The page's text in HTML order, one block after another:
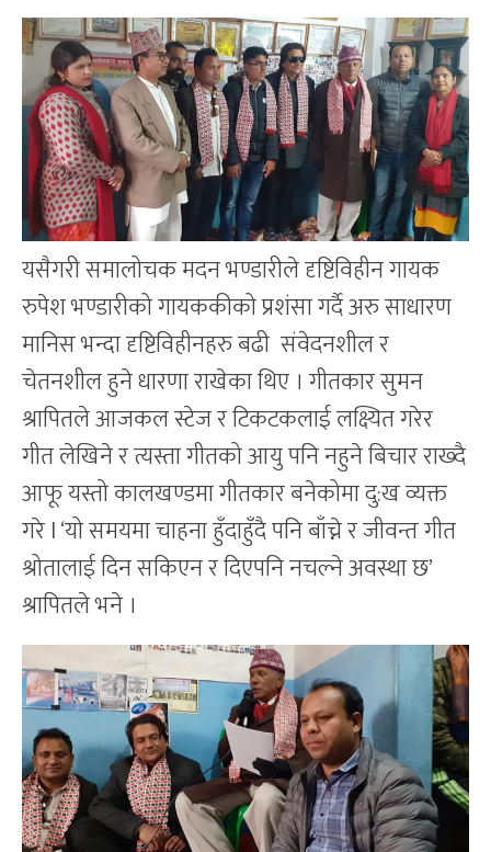
यसैगरी समालोचक मदन भण्डारीले दृष्टिविहीन गायक
रुपेश भण्डारीको गायककीको प्रशंसा गर्दै अरु साधारण
मानिस भन्दा दृष्टिविहीनहरु बढी संवेदनशील र
चेतनशील हुने धारणा राखेका थिए । गीतकार सुमन
श्रापितले आजकल स्टेज र टिकटकलाई लक्ष्यित गरेर
गीत लेखिने र त्यस्ता गीतको आयु पनि नहुने बिचार राख्दै
आफू यस्तो कालखण्डमा गीतकार बनेकोमा दु:ख व्यक्त
गरे l ‘यो समयमा चाहना हुँदाहुँदै पनि बाँच्ने र जीवन्त गीत
श्रोतालाई दिन सकिएन र दिएपनि नचल्ने अवस्था छ’
श्रापितले भने ।